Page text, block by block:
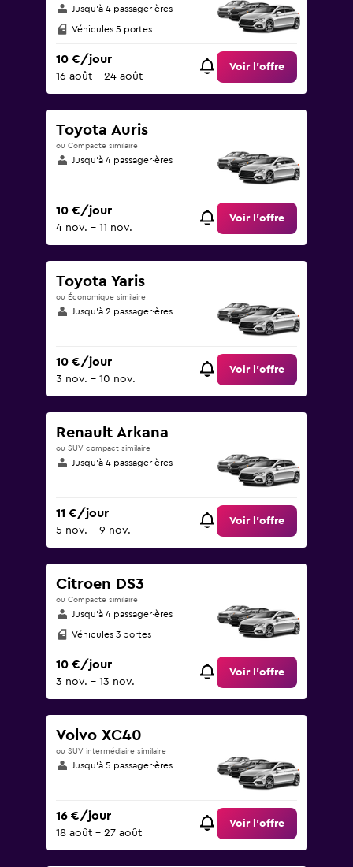
Jusqu’à 4 passager·ères
Véhicules 5 portes
10 €/jour
16 août - 24 août
Voir l’offre
Toyota Auris
ou Compacte similaire
Jusqu’à 4 passager·ères
10 €/jour
4 nov. - 11 nov.
Voir l’offre
Toyota Yaris
ou Économique similaire
Jusqu’à 2 passager·ères
10 €/jour
3 nov. - 10 nov.
Voir l’offre
Renault Arkana
ou SUV compact similaire
Jusqu’à 4 passager·ères
11 €/jour
5 nov. - 9 nov.
Voir l’offre
Citroen DS3
ou Compacte similaire
Jusqu’à 4 passager·ères
Véhicules 3 portes
10 €/jour
3 nov. - 13 nov.
Voir l’offre
Volvo XC40
ou SUV intermédiaire similaire
Jusqu’à 5 passager·ères
16 €/jour
18 août - 27 août
Voir l’offre